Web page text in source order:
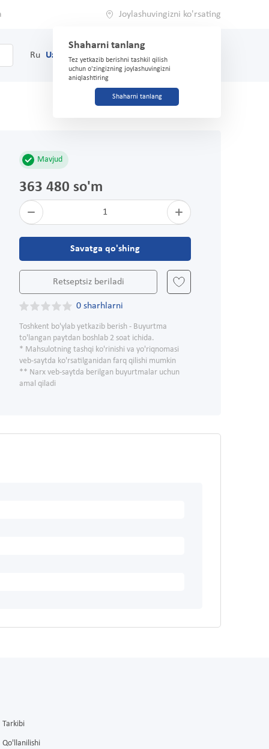
Joylashuvingizni ko'rsating
Shaharni tanlang
Tez yetkazib berishni tashkil qilish
uchun o'zingizning joylashuvingizni
aniqlashtiring
Shaharni tanlang
Ru Uz (71) 200-03-03
Mavjud
363 480 so'm
1
Savatga qo'shing
Retseptsiz beriladi
0 sharhlarni
Toshkent bo'ylab yetkazib berish - Buyurtma
to'langan paytdan boshlab 2 soat ichida.
* Mahsulotning tashqi ko'rinishi va yo'riqnomasi
veb-saytda ko'rsatilganidan farq qilishi mumkin
** Narx veb-saytda berilgan buyurtmalar uchun
amal qiladi
Tarkibi
Qo'llanilishi